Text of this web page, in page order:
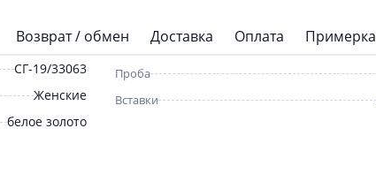
Возврат / обмен Доставка Оплата Примерка
СГ-19/33063
Женские
белое золото
Проба
Вставки